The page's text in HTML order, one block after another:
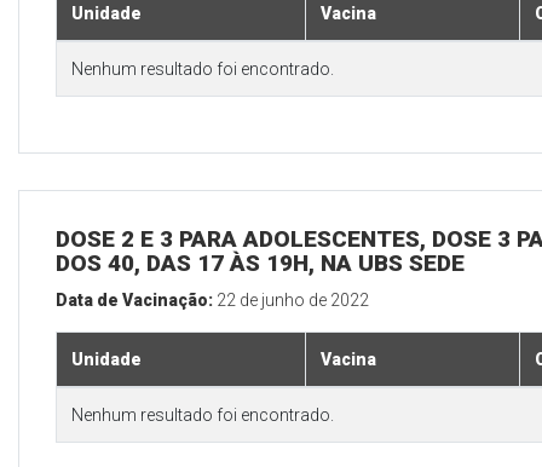
Unidade Vacina
Nenhum resultado foi encontrado.
DOSE 2 E 3 PARA ADOLESCENTES, DOSE 3
DOS 40, DAS 17 ÀS 19H, NA UBS SEDE
Data de Vacinação: 22 de junho de 2022
Unidade Vacina
Nenhum resultado foi encontrado.